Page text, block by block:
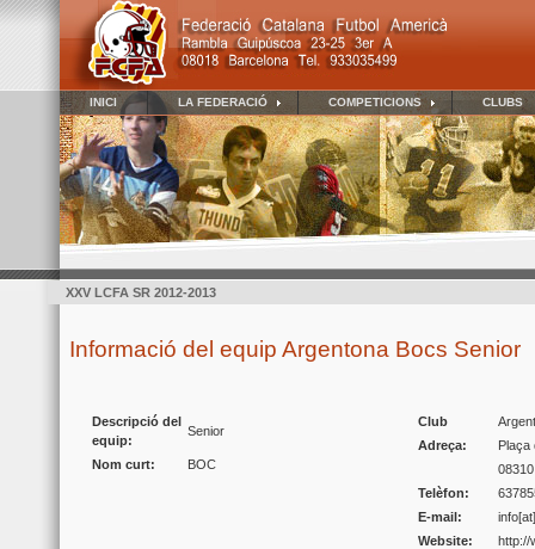
INICI LA FEDERACIÓ COMPETICIONS CLUBS
XXV LCFA SR 2012-2013
Informació del equip Argentona Bocs Senior
Descripció del
equip:
Senior
Nom curt: BOC
Club
Adreça:
Plaça
Telèfon:
E-mail:
Website:
http://